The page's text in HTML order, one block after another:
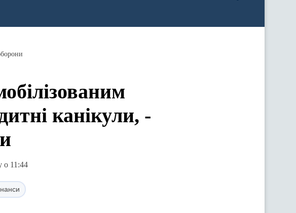
канікули, -
о 11:44